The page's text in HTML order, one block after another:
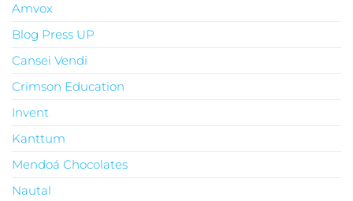
Amvox
Blog Press UP
Cansei Vendi
Crimson Education
Invent
Kanttum
Mendoá Chocolates
Nautal